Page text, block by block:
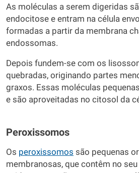
As moléculas a serem digeridas
endocitose e entram na célula
formadas a partir da membrana
endossomas.
Depois fundem-se com os
quebradas, originando partes
graxos. Essas moléculas
e são aproveitadas no citosol da
Peroxissomos
Os peroxissomos são pequenas
membranosas, que contêm no